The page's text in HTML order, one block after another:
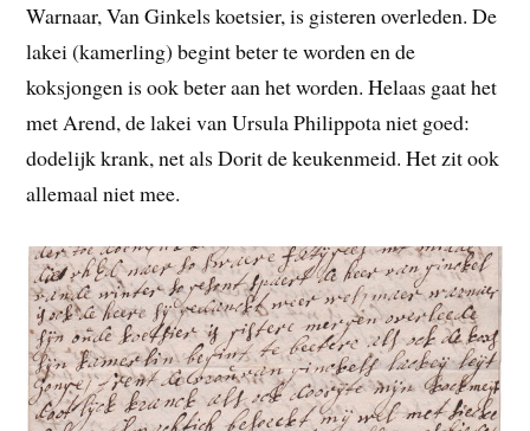
Warnaar, Van Ginkels koetsier, is gisteren overleden. De
lakei (kamerling) begint beter te worden en de
koksjongen is ook beter aan het worden. Helaas gaat het
met Arend, de lakei van Ursula Philippota niet goed:
dodelijk krank, net als Dorit de keukenmeid. Het zit ook
allemaal niet mee.